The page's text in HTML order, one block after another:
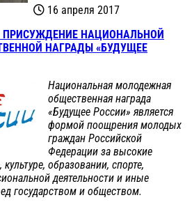
16 апреля 2017
ПРИСУЖДЕНИЕ НАЦИОНАЛЬНОЙ
НАГРАДЫ «БУДУЩЕЕ
Национальная молодежная
общественная награда
«Будущее России» является
формой поощрения молодых
граждан Российской
Федерации за высокие
образовании, спорте,
деятельности и иные
государством и обществом.